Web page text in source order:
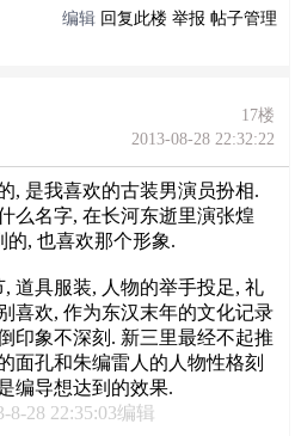
编辑 回复此楼 举报 帖子管理
17楼
2013-08-28 22:32:22
, 是我喜欢的古装男演员扮相.
么名字, 在长河东逝里演张煌
, 也喜欢那个形象.
道具服装, 人物的举手投足, 礼
喜欢, 作为东汉末年的文化记录
印象不深刻. 新三里最经不起推
面孔和朱编雷人的人物性格刻
编导想达到的效果.
28 22:35:03编辑